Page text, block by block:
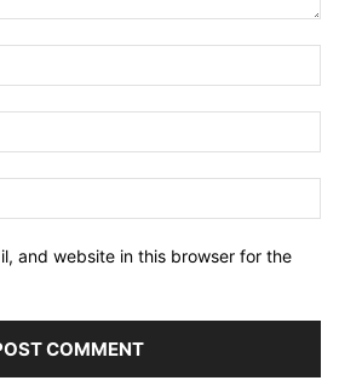
and website in this browser for the